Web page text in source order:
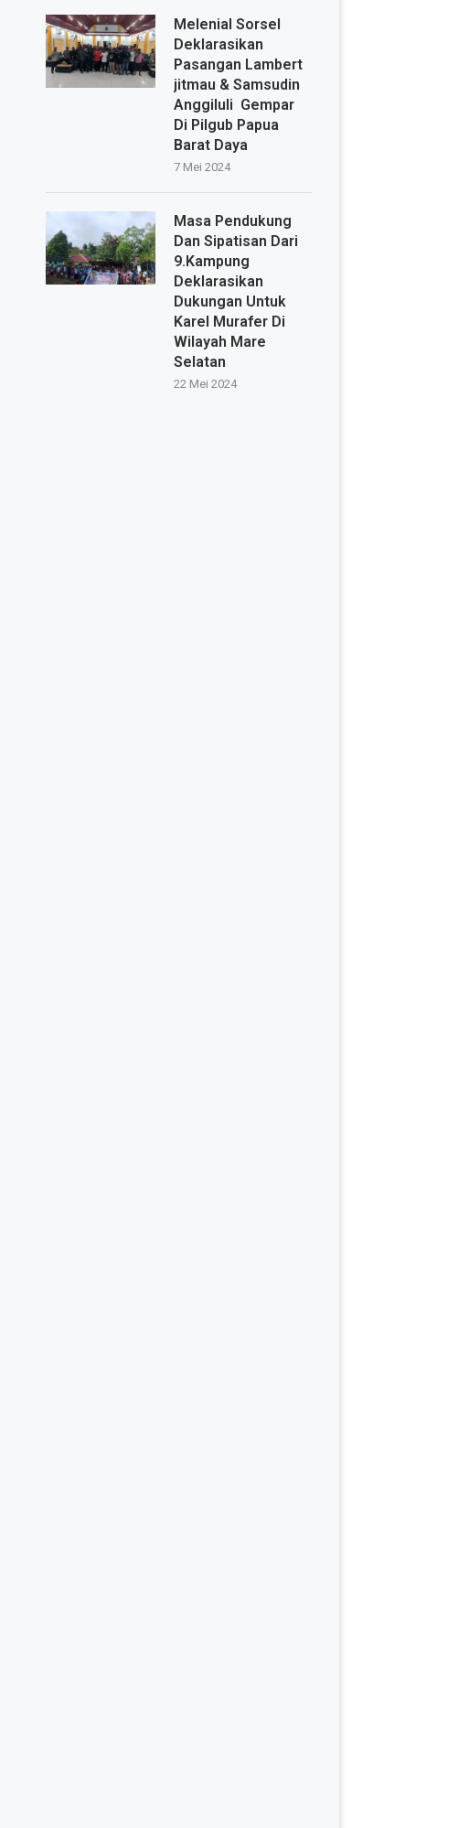
Melenial Sorsel
Deklarasikan
Pasangan Lambert
jitmau & Samsudin
Anggiluli Gempar
Di Pilgub Papua
Barat Daya
7 Mei 2024
Masa Pendukung
Dan Sipatisan Dari
9.Kampung
Deklarasikan
Dukungan Untuk
Karel Murafer Di
Wilayah Mare
Selatan
22 Mei 2024